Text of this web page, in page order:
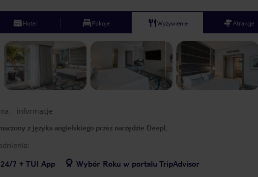
Hotel Pokoje Wyżywienie Atrakcje
- informacje
z języka angielskiego przez narzędzie DeepL
7 + TUI App
Wybór Roku w portalu TripAdvisor